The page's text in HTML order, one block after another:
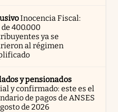
Inocencia Fiscal:
400.000
ya se
al régimen
y pensionados
y confirmado: este es el
de pagos de ANSES
de 2026